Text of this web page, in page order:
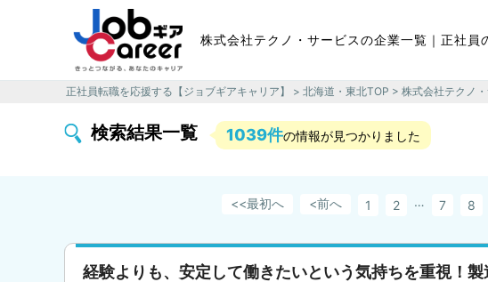
株式会社テクノ・サービスの企業一覧｜正社員
正社員転職を応援する【ジョブギアキャリア】 > 北海道・東北TOP > 株式会社テクノ
検索結果一覧 1039件の情報が見つかりました
最初へ <前へ 1 2 … 7 8
経験よりも、安定して働きたいという気持ちを重視！